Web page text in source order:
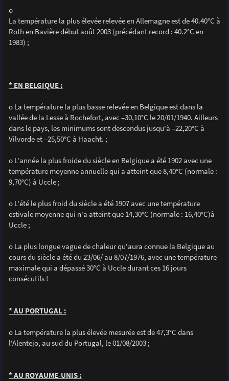
o
La température la plus élevée relevée en Allemagne est de 40.40°C à
Roth en Bavière début août 2003 (précédant record : 40.2°C en
1983) ;
* EN BELGIQUE :
o La température la plus basse relevée en Belgique est dans la
vallée de la Lesse à Rochefort, avec –30,10°C le 20/01/1940. Ailleurs
dans le pays, les minimums sont descendus jusqu'à –22,20°C à
Vilvorde et –25,50°C à Haacht. ;
o L'année la plus froide du siècle en Belgique a été 1902 avec une
température moyenne annuelle qui a atteint que 8,40°C (normale :
9,70°C) à Uccle ;
o L'été le plus froid du siècle a été 1907 avec une température
estivale moyenne qui n'a atteint que 14,30°C (normale : 16,40°C)à
Uccle ;
o La plus longue vague de chaleur qu'aura connue la Belgique au
cours du siècle a été du 23/06/ au 8/07/1976, avec une température
maximale qui a dépassé 30°C à Uccle durant ces 16 jours
consécutifs !
* AU PORTUGAL :
o La température la plus élevée mesurée est de 47,3°C dans
l'Alentejo, au sud du Portugal, le 01/08/2003 ;
* AU ROYAUME-UNIS :